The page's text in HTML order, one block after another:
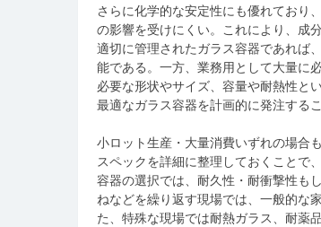
さらに化学的な安定性にも優れており
の影響を受けにくい。これにより、成
適切に管理されたガラス容器であれば
能である。一方、業務用として大量に
必要な形状やサイズ、容量や耐熱性と
最適なガラス容器を計画的に発注する
小ロット生産・大量消費いずれの場合
スペックを詳細に整理しておくことで
容器の選択では、耐久性・耐衝撃性も
ねなどを繰り返す現場では、一般的な
た、特殊な現場では耐熱ガラス、耐薬